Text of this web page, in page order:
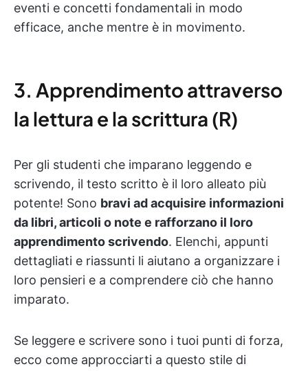
eventi e concetti fondamentali in modo
efficace, anche mentre è in movimento.
3. Apprendimento attraverso
la lettura e la scrittura (R)
Per gli studenti che imparano leggendo e
scrivendo, il testo scritto è il loro alleato più
potente! Sono bravi ad acquisire informazioni
da libri, articoli o note e rafforzano il loro
apprendimento scrivendo. Elenchi, appunti
dettagliati e riassunti li aiutano a organizzare i
loro pensieri e a comprendere ciò che hanno
imparato.
Se leggere e scrivere sono i tuoi punti di forza,
ecco come approcciarti a questo stile di